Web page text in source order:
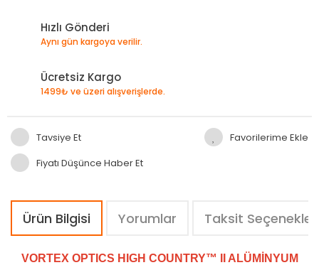
Hızlı Gönderi
Aynı gün kargoya verilir.
Ücretsiz Kargo
1499₺ ve üzeri alışverişlerde.
Tavsiye Et
Fiyatı Düşünce Haber Et
Ürün Bilgisi Yorumlar Taksit Seçenekleri
VORTEX OPTICS HIGH COUNTRY™ II ALÜMİNYUM